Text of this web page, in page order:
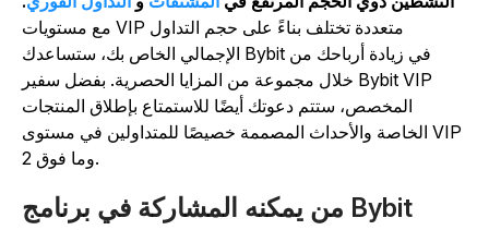
مع مستويات VIP متعددة تختلف بناءً على حجم التداول
الإجمالي الخاص بك، ستساعدك Bybit في زيادة أرباحك من
خلال مجموعة من المزايا الحصرية. بفضل سفير Bybit VIP
المخصص، ستتم دعوتك أيضًا للاستمتاع بإطلاق المنتجات
الخاصة والأحداث المصممة خصيصًا للمتداولين في مستوى VIP
من يمكنه المشاركة في برنامج Bybit